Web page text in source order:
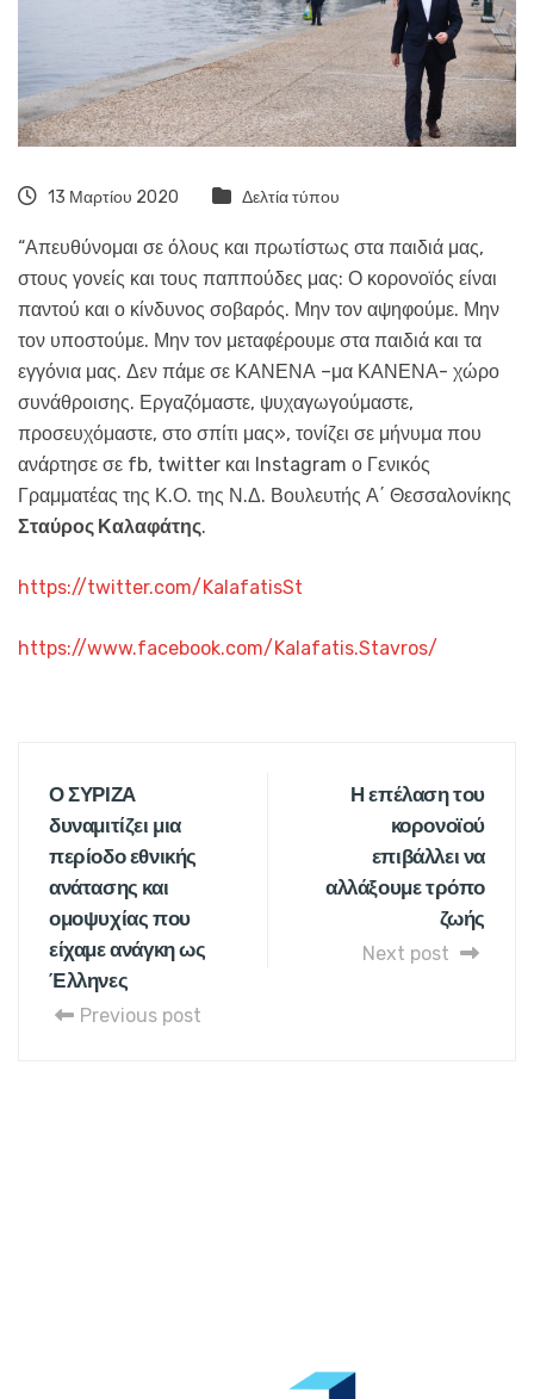
13 Μαρτίου 2020 Δελτία τύπου
“Απευθύνομαι σε όλους και πρωτίστως στα παιδιά μας,
στους γονείς και τους παππούδες μας: Ο κορονοϊός είναι
παντού και ο κίνδυνος σοβαρός. Μην τον αψηφούμε. Μην
τον υποστούμε. Μην τον μεταφέρουμε στα παιδιά και τα
εγγόνια μας. Δεν πάμε σε ΚΑΝΕΝΑ –μα ΚΑΝΕΝΑ- χώρο
συνάθροισης. Εργαζόμαστε, ψυχαγωγούμαστε,
προσευχόμαστε, στο σπίτι μας», τονίζει σε μήνυμα που
ανάρτησε σε fb, twitter και Instagram ο Γενικός
Γραμματέας της Κ.Ο. της Ν.Δ. Βουλευτής Α΄ Θεσσαλονίκης
Σταύρος Καλαφάτης.
https://twitter.com/KalafatisSt
https://www.facebook.com/Kalafatis.Stavros/
Ο ΣΥΡΙΖΑ
δυναμιτίζει μια
περίοδο εθνικής
ανάτασης και
ομοψυχίας που
είχαμε ανάγκη ως
Έλληνες
Previous post
Η επέλαση του
κορονοϊού
επιβάλλει να
αλλάξουμε τρόπο
ζωής
Next post